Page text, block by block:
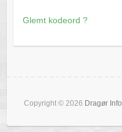
Glemt kodeord ?
Copyright © 2026 Dragør Info